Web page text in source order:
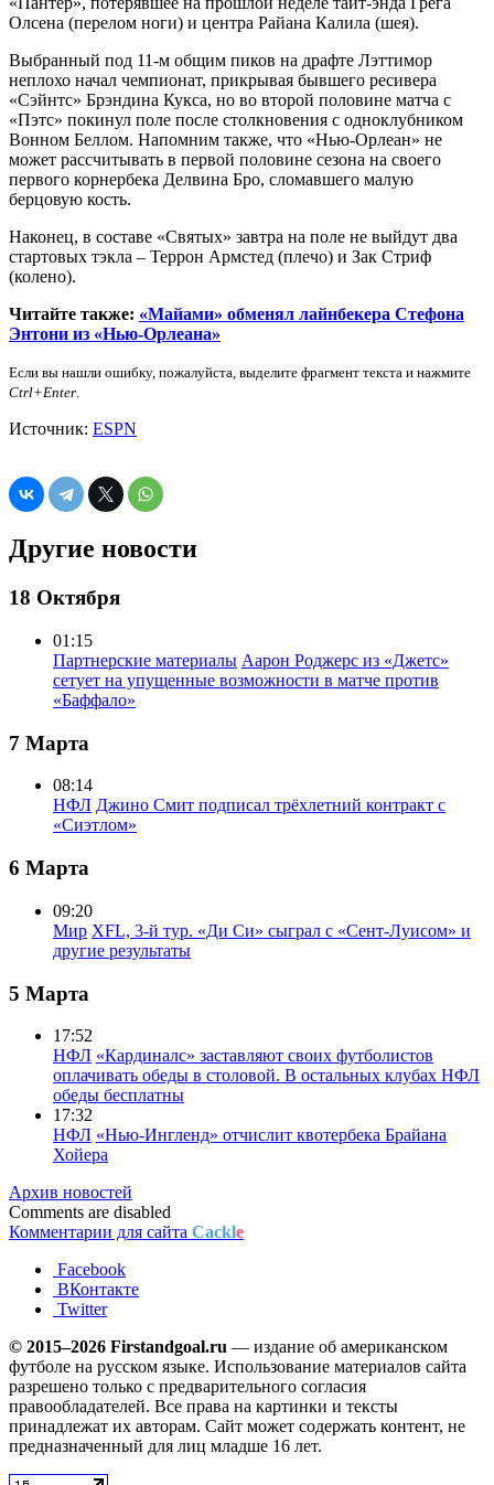
Олсена (перелом ноги) и центра Райана Калила (шея).
Выбранный под 11-м общим пиков на драфте Лэттимор
неплохо начал чемпионат, прикрывая бывшего ресивера
«Сэйнтс» Брэндина Кукса, но во второй половине матча с
«Пэтс» покинул поле после столкновения с одноклубником
Вонном Беллом. Напомним также, что «Нью-Орлеан» не
может рассчитывать в первой половине сезона на своего
первого корнербека Делвина Бро, сломавшего малую
берцовую кость.
Наконец, в составе «Святых» завтра на поле не выйдут два
стартовых тэкла – Террон Армстед (плечо) и Зак Стриф
(колено).
Читайте также: «Майами» обменял лайнбекера Стефона
Энтони из «Нью-Орлеана»
Если вы нашли ошибку, пожалуйста, выделите фрагмент текста и нажмите
Ctrl+Enter.
Источник: ESPN
Другие новости
18 Октября
01:15
Партнерские материалы Аарон Роджерс из «Джетс»
сетует на упущенные возможности в матче против
«Баффало»
7 Марта
08:14
НФЛ Джино Смит подписал трёхлетний контракт с
«Сиэтлом»
6 Марта
09:20
Мир XFL, 3-й тур. «Ди Си» сыграл с «Сент-Луисом» и
другие результаты
5 Марта
17:52
НФЛ «Кардиналс» заставляют своих футболистов
оплачивать обеды в столовой. В остальных клубах НФЛ
обеды бесплатны
17:32
НФЛ «Нью-Ингленд» отчислит квотербека Брайана
Хойера
Архив новостей
Comments are disabled
Комментарии для сайта Cackle
Facebook
ВКонтакте
Twitter
© 2015–2026 Firstandgoal.ru — издание об американском
футболе на русском языке. Использование материалов cайта
разрешено только с предварительного согласия
правообладателей. Все права на картинки и тексты
принадлежат их авторам. Сайт может содержать контент, не
предназначенный для лиц младше 16 лет.